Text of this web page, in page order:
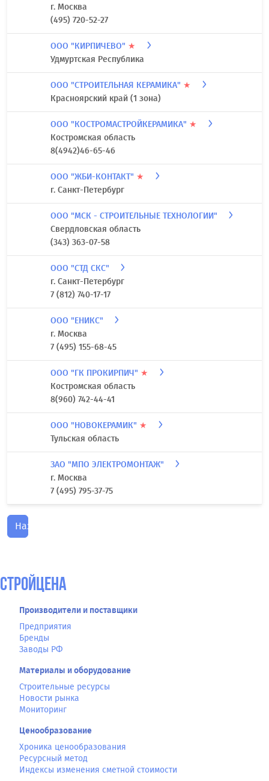
г. Москва
(495) 720-52-27
ООО "КИРПИЧЕВО" ★
Удмуртская Республика
ООО "СТРОИТЕЛЬНАЯ КЕРАМИКА" ★
Красноярский край (1 зона)
ООО "КОСТРОМАСТРОЙКЕРАМИКА" ★
Костромская область
8(4942)46-65-46
ООО "ЖБИ-КОНТАКТ" ★
г. Санкт-Петербург
ООО "МСК - СТРОИТЕЛЬНЫЕ ТЕХНОЛОГИИ"
Свердловская область
(343) 363-07-58
ООО "СТД СКС"
г. Санкт-Петербург
7 (812) 740-17-17
ООО "ЕНИКС"
г. Москва
7 (495) 155-68-45
ООО "ГК ПРОКИРПИЧ" ★
Костромская область
8(960) 742-44-41
ООО "НОВОКЕРАМИК" ★
Тульская область
ЗАО "МПО ЭЛЕКТРОМОНТАЖ"
г. Москва
7 (495) 795-37-75
Назад
СтройЦена
Производители и поставщики
Предприятия
Бренды
Заводы РФ
Материалы и оборудование
Строительные ресурсы
Новости рынка
Мониторинг
Ценообразование
Хроника ценообразования
Ресурсный метод
Индексы изменения сметной стоимости